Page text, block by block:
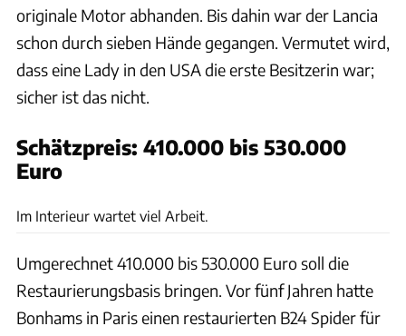
originale Motor abhanden. Bis dahin war der Lancia
schon durch sieben Hände gegangen. Vermutet wird,
dass eine Lady in den USA die erste Besitzerin war;
sicher ist das nicht.
Schätzpreis: 410.000 bis 530.000
Euro
Im Interieur wartet viel Arbeit.
Umgerechnet 410.000 bis 530.000 Euro soll die
Restaurierungsbasis bringen. Vor fünf Jahren hatte
Bonhams in Paris einen restaurierten B24 Spider für